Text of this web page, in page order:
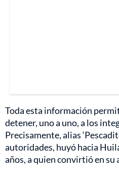
Toda esta información
detener, uno a uno, a los
Precisamente, alias
autoridades, huyó hacia
años, a quien convirtió en su